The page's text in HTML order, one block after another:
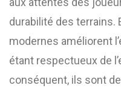
durabilité des
modernes améliorent
étant respectueux de
conséquent, ils sont